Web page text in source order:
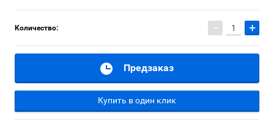
Количество: − +
Предзаказ
Купить в один клик